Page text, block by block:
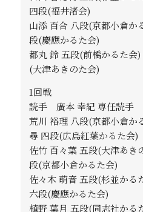
四段(福井渚会)
山添 百合 八段(京都小倉
段(慶應かるた会)
都丸 鈴 五段(前橋かるた
(大津あきのた会)
1回戦
読手 廣本 幸紀 専任読手
荒川 裕理 八段(京都小倉
尋 四段(広島紅葉かるた会)
佐竹 百々葉 五段(大津あ
段(京都小倉かるた会)
佐々木 萌音 五段(杉並か
六段(慶應かるた会)
植野 葉月 五段(同志社か